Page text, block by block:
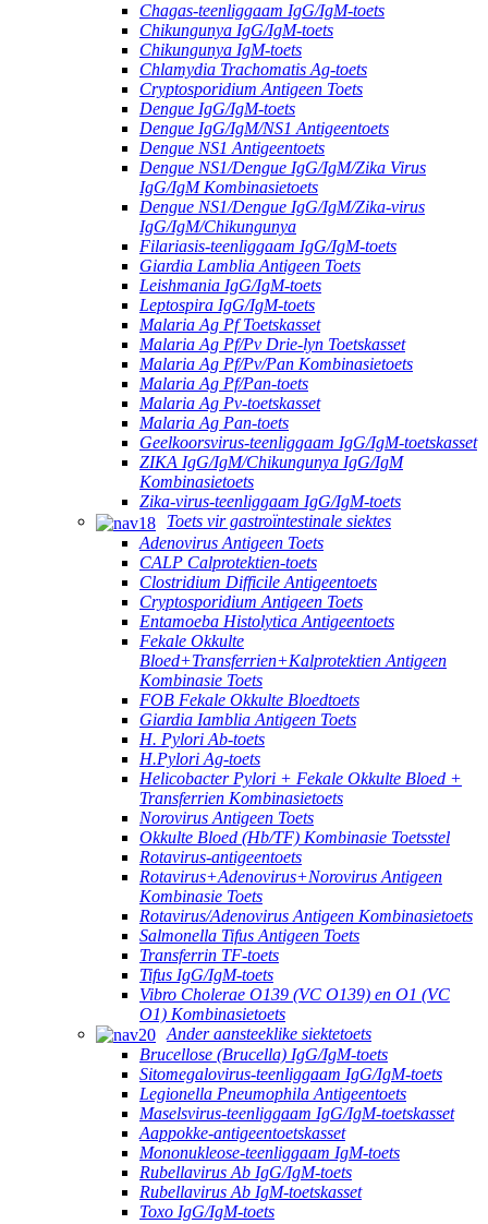
Chagas-teenliggaam IgG/IgM-toets
Chikungunya IgG/IgM-toets
Chikungunya IgM-toets
Chlamydia Trachomatis Ag-toets
Cryptosporidium Antigeen Toets
Dengue IgG/IgM-toets
Dengue IgG/IgM/NS1 Antigeentoets
Dengue NS1 Antigeentoets
Dengue NS1/Dengue IgG/IgM/Zika Virus
IgG/IgM Kombinasietoets
Dengue NS1/Dengue IgG/IgM/Zika-virus
IgG/IgM/Chikungunya
Filariasis-teenliggaam IgG/IgM-toets
Giardia Lamblia Antigeen Toets
Leishmania IgG/IgM-toets
Leptospira IgG/IgM-toets
Malaria Ag Pf Toetskasset
Malaria Ag Pf/Pv Drie-lyn Toetskasset
Malaria Ag Pf/Pv/Pan Kombinasietoets
Malaria Ag Pf/Pan-toets
Malaria Ag Pv-toetskasset
Malaria Ag Pan-toets
Geelkoorsvirus-teenliggaam IgG/IgM-toetskasset
ZIKA IgG/IgM/Chikungunya IgG/IgM
Kombinasietoets
Zika-virus-teenliggaam IgG/IgM-toets
Toets vir gastroïntestinale siektes
Adenovirus Antigeen Toets
CALP Calprotektien-toets
Clostridium Difficile Antigeentoets
Cryptosporidium Antigeen Toets
Entamoeba Histolytica Antigeentoets
Fekale Okkulte
Bloed+Transferrien+Kalprotektien Antigeen
Kombinasie Toets
FOB Fekale Okkulte Bloedtoets
Giardia Iamblia Antigeen Toets
H. Pylori Ab-toets
H.Pylori Ag-toets
Helicobacter Pylori + Fekale Okkulte Bloed +
Transferrien Kombinasietoets
Norovirus Antigeen Toets
Okkulte Bloed (Hb/TF) Kombinasie Toetsstel
Rotavirus-antigeentoets
Rotavirus+Adenovirus+Norovirus Antigeen
Kombinasie Toets
Rotavirus/Adenovirus Antigeen Kombinasietoets
Salmonella Tifus Antigeen Toets
Transferrin TF-toets
Tifus IgG/IgM-toets
Vibro Cholerae O139 (VC O139) en O1 (VC
O1) Kombinasietoets
Ander aansteeklike siektetoets
Brucellose (Brucella) IgG/IgM-toets
Sitomegalovirus-teenliggaam IgG/IgM-toets
Legionella Pneumophila Antigeentoets
Maselsvirus-teenliggaam IgG/IgM-toetskasset
Aappokke-antigeentoetskasset
Mononukleose-teenliggaam IgM-toets
Rubellavirus Ab IgG/IgM-toets
Rubellavirus Ab IgM-toetskasset
Toxo IgG/IgM-toets